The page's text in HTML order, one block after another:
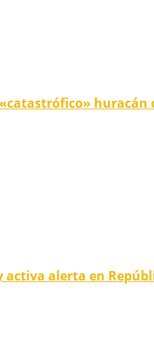
«catastrófico» huracán
activa alerta en